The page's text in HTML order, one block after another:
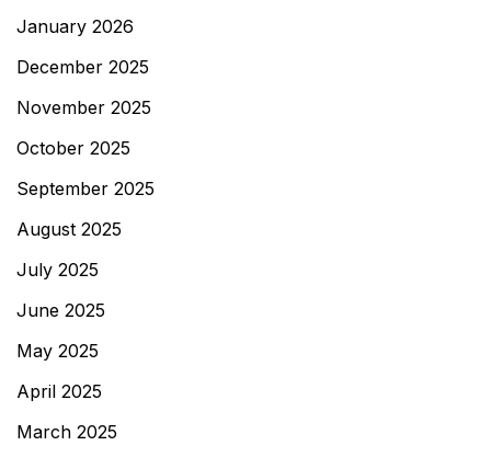
January 2026
December 2025
November 2025
October 2025
September 2025
August 2025
July 2025
June 2025
May 2025
April 2025
March 2025